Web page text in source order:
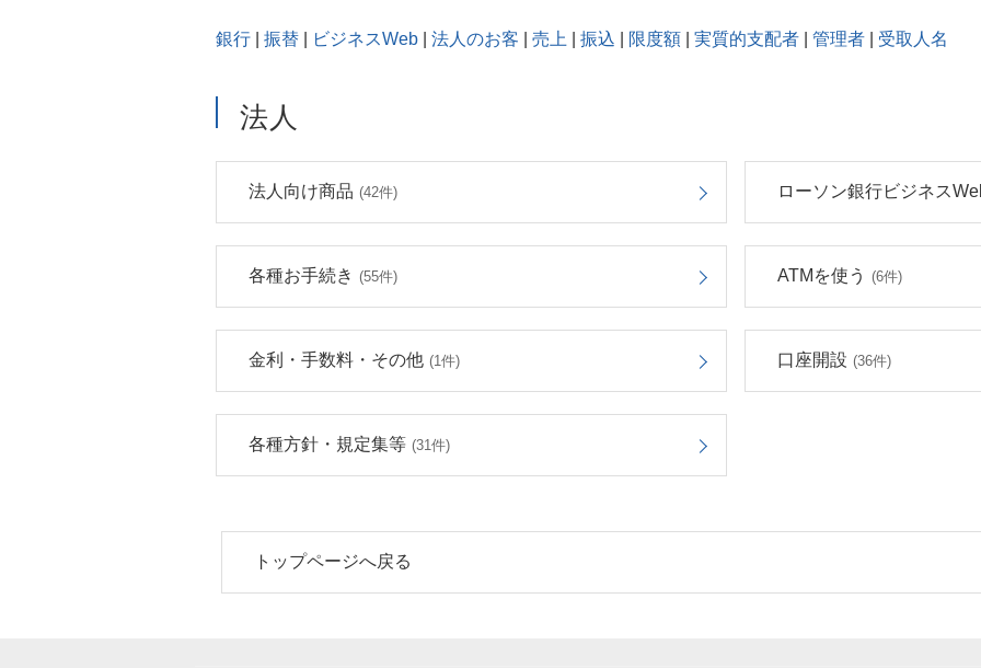
銀行 振替 ビジネスWeb 法人のお客 売上 振込 限度額 実質的支配者 管理者 受取人名
法人
法人向け商品 (42件) ローソン銀行ビジネス
各種お手続き (55件) ATMを使う (6件)
金利・手数料・その他 (1件) 口座開設 (36件)
各種方針・規定集等 (31件)
トップページへ戻る